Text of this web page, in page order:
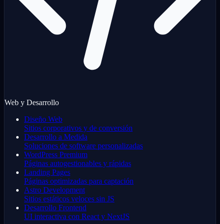
Web y Desarrollo
Diseño Web
Sitios corporativos y de conversión
Desarrollo a Medida
Soluciones de software personalizadas
WordPress Premium
Páginas autogestionables y rápidas
Landing Pages
Páginas optimizadas para captación
Astro Development
Sitios estáticos veloces sin JS
Desarrollo Frontend
UI interactiva con React y NextJS